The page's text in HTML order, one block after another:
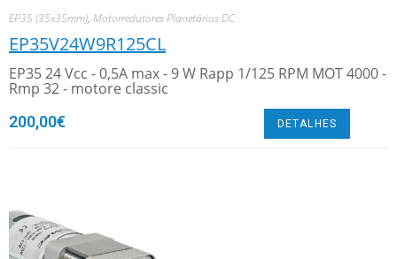
EP35 (35x35mm), Motorredutores Planetários DC
EP35V24W9R125CL
EP35 24 Vcc - 0,5A max - 9 W Rapp 1/125 RPM MOT 4000 -
Rmp 32 - motore classic
200,00€ DETALHES